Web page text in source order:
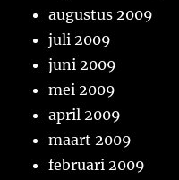
augustus 2009
juli 2009
juni 2009
mei 2009
april 2009
maart 2009
februari 2009